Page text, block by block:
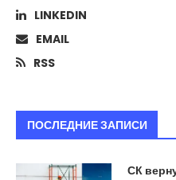
LINKEDIN
EMAIL
RSS
ПОСЛЕДНИЕ ЗАПИСИ
СК